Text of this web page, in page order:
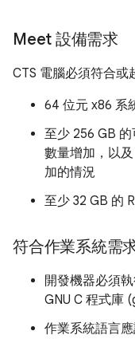
Meet 設備需求
CTS 電腦必須符合或
64 位元 x86 系
至少 256 GB
數量增加，以
加的情況
至少 32 GB 的
符合作業系統需
開發機器必須
GNU C 程式庫
作業系統語言